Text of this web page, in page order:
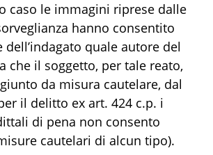
caso le immagini riprese dalle
hanno consentito
dell’indagato quale autore del
che il soggetto, per tale reato,
da misura cautelare, dal
il delitto ex art. 424 c.p. i
di pena non consento
cautelari di alcun tipo).